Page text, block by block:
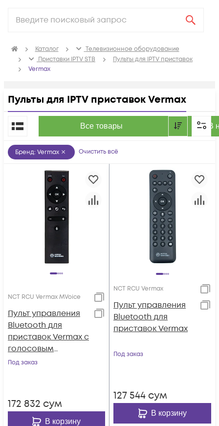
Каталог
Телевизионное оборудование
Приставки IPTV STB
Пульты для IPTV приставок
Vermax
Пульты для IPTV приставок Vermax
Все товары В
По популярности
Бренд: Vermax Очистить всё
NCT RCU Vermax MVoice
Пульт управления
Bluetooth для
приставок Vermax c
голосовым
поиском и
Под заказ
172 832 сум
В корзину
NCT RCU Vermax
Пульт управления
Bluetooth для
приставок Vermax
Под заказ
127 544 сум
В корзину